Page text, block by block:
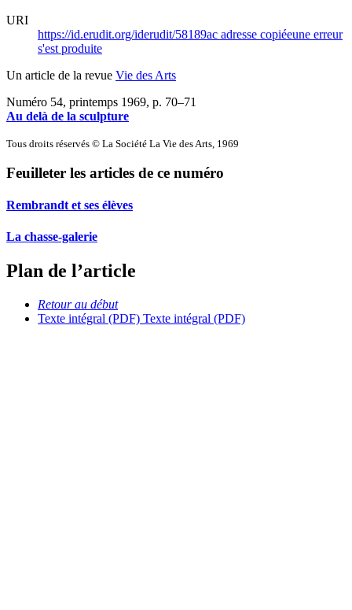
URI
https://id.erudit.org/iderudit/58189ac adresse copiéeune erreur
s'est produite
Un article de la revue Vie des Arts
Numéro 54, printemps 1969, p. 70–71
Au delà de la sculpture
Tous droits réservés © La Société La Vie des Arts, 1969
Feuilleter les articles de ce numéro
Rembrandt et ses élèves
La chasse-galerie
Plan de l’article
Retour au début
Texte intégral (PDF) Texte intégral (PDF)